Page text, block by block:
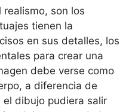
son los
tienen la
en sus detalles, los
para crear una
debe verse como
a diferencia de
dibujo pudiera salir